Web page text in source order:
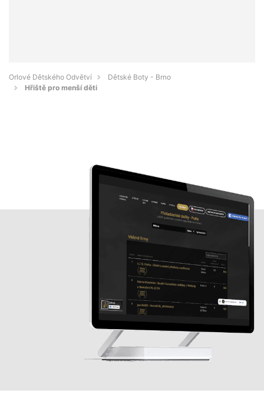
Orlové Dětského Odvětví
Dětské Boty - Brno
Hřiště pro menší děti